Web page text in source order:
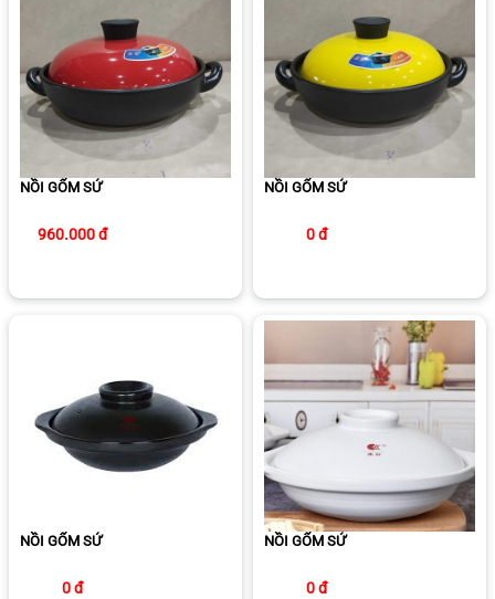
NỒI GỐM SỨ
960.000 đ
NỒI GỐM SỨ
0 đ
NỒI GỐM SỨ
0 đ
NỒI GỐM SỨ
0 đ